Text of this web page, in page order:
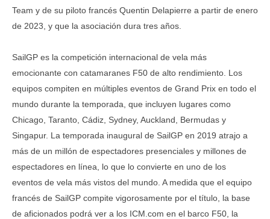
Team y de su piloto francés Quentin Delapierre a partir de enero
de 2023, y que la asociación dura tres años.
SailGP es la competición internacional de vela más
emocionante con catamaranes F50 de alto rendimiento. Los
equipos compiten en múltiples eventos de Grand Prix en todo el
mundo durante la temporada, que incluyen lugares como
Chicago, Taranto, Cádiz, Sydney, Auckland, Bermudas y
Singapur. La temporada inaugural de SailGP en 2019 atrajo a
más de un millón de espectadores presenciales y millones de
espectadores en línea, lo que lo convierte en uno de los
eventos de vela más vistos del mundo. A medida que el equipo
francés de SailGP compite vigorosamente por el título, la base
de aficionados podrá ver a los ICM.com en el barco F50, la